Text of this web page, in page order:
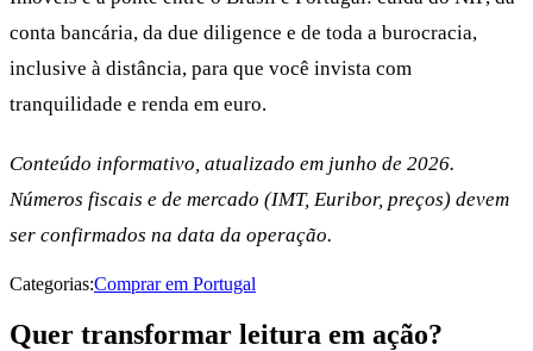
conta bancária, da due diligence e de toda a burocracia,
inclusive à distância, para que você invista com
tranquilidade e renda em euro.
Conteúdo informativo, atualizado em junho de 2026.
Números fiscais e de mercado (IMT, Euribor, preços) devem
ser confirmados na data da operação.
Categorias:Comprar em Portugal
Quer transformar leitura em ação?